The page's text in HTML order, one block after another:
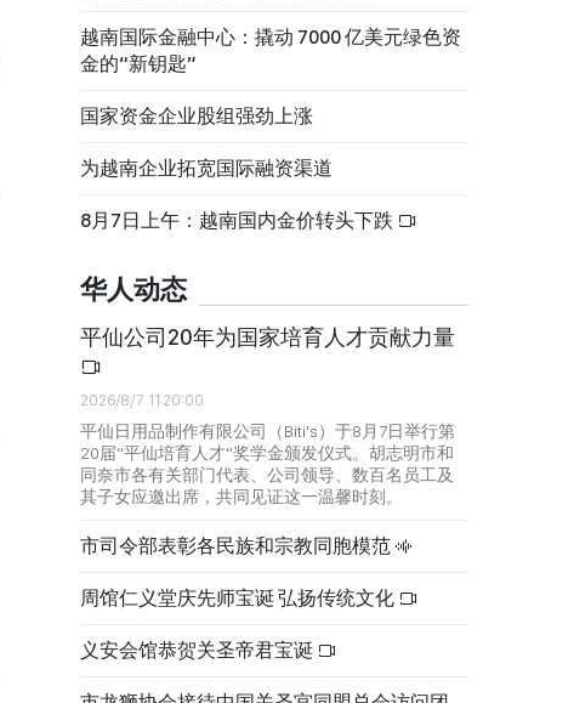
越南国际金融中心：撬动 7000 亿美元绿色资
金的“新钥匙”
国家资金企业股组强劲上涨
为越南企业拓宽国际融资渠道
8月7日上午：越南国内金价转头下跌
华人动态
平仙公司20年为国家培育人才贡献力量
2026/8/7 11:20:00
平仙日用品制作有限公司（Biti's）于8月7日举行第
20届“平仙培育人才”奖学金颁发仪式。胡志明市和
同奈市各有关部门代表、公司领导、数百名员工及
其子女应邀出席，共同见证这一温馨时刻。
市司令部表彰各民族和宗教同胞模范
周馆仁义堂庆先师宝诞 弘扬传统文化
义安会馆恭贺关圣帝君宝诞